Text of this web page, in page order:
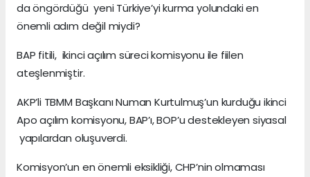
da öngördüğü yeni Türkiye’yi kurma yolundaki en
önemli adım değil miydi?
BAP fitili, ikinci açılım süreci komisyonu ile fiilen
ateşlenmiştir.
AKP’li TBMM Başkanı Numan Kurtulmuş’un kurduğu ikinci
Apo açılım komisyonu, BAP’ı, BOP’u destekleyen siyasal
yapılardan oluşuverdi.
Komisyon’un en önemli eksikliği, CHP’nin olmaması